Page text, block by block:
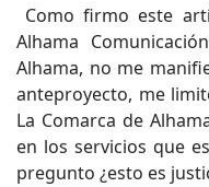
Como firmo este
Alhama
Alhama, no me
anteproyecto, me
La Comarca de
en los servicios que
pregunto ¿esto es